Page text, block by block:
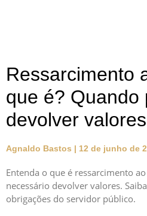
Ressarcimento
que é? Quando
devolver
Agnaldo Bastos 12 de junho de
Entenda o que é ressarcimento
necessário devolver valores.
obrigações do servidor público.